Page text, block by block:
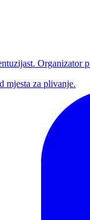
Organizator
mjesta za plivanje.